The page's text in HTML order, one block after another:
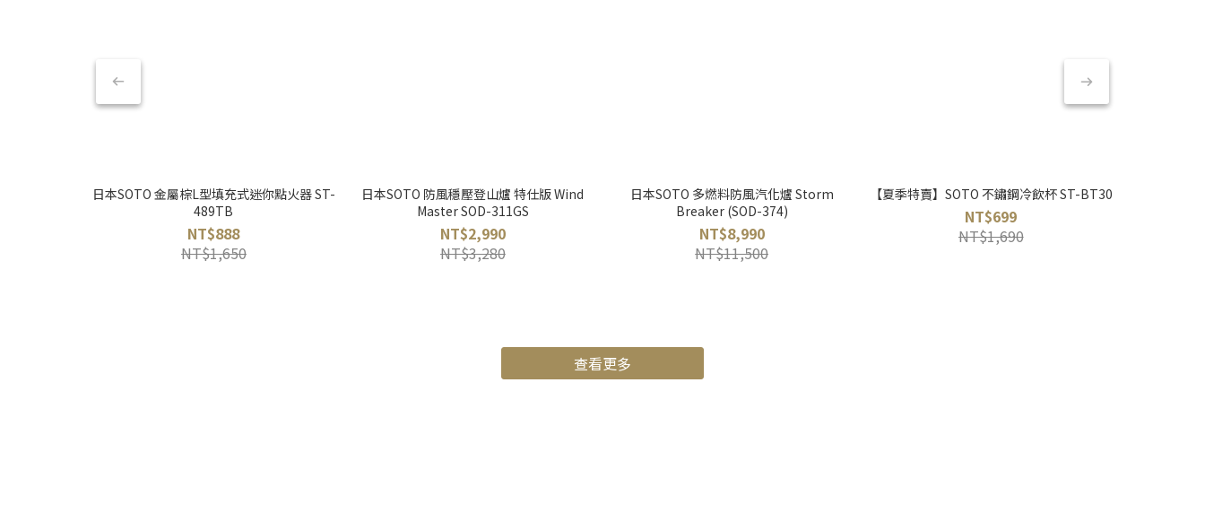
日本SOTO 金屬棕L型填充式迷你點火器 ST-
489TB
NT$888
NT$1,650
日本SOTO 防風穩壓登山爐 特仕版 Wind
Master SOD-311GS
NT$2,990
NT$3,280
日本SOTO 多燃料防風汽化爐 Storm
Breaker (SOD-374)
NT$8,990
NT$11,500
【夏季特賣】SOTO 不鏽鋼冷飲杯 ST-BT30
NT$699
NT$1,690
查看更多